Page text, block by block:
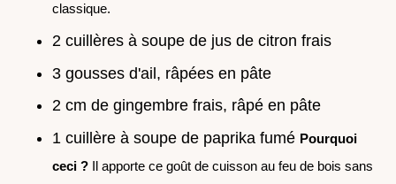
classique.
2 cuillères à soupe de jus de citron frais
3 gousses d'ail, râpées en pâte
2 cm de gingembre frais, râpé en pâte
1 cuillère à soupe de paprika fumé Pourquoi
ceci ? Il apporte ce goût de cuisson au feu de bois sans